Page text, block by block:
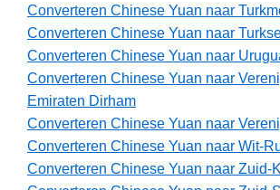
Converteren Chinese Yuan naar
Converteren Chinese Yuan naar
Converteren Chinese Yuan naar
Converteren Chinese Yuan naar
Emiraten Dirham
Converteren Chinese Yuan naar
Converteren Chinese Yuan naar Wit-
Converteren Chinese Yuan naar Zuid-